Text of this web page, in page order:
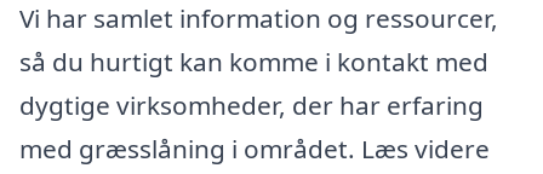
Vi har samlet information og ressourcer,
så du hurtigt kan komme i kontakt med
dygtige virksomheder, der har erfaring
med græsslåning i området. Læs videre